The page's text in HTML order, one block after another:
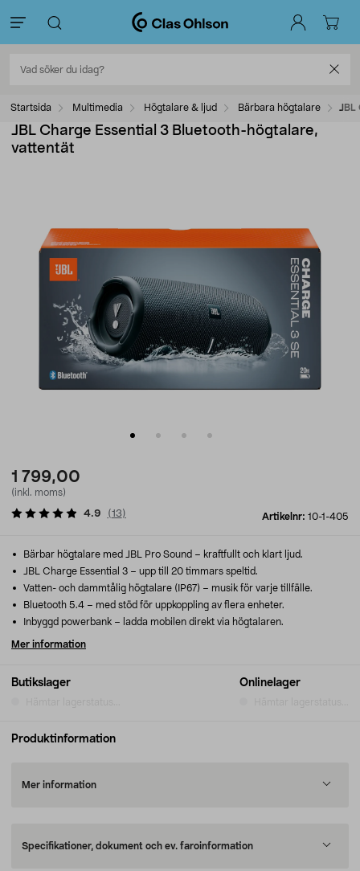
Startsida Multimedia Högtalare & ljud Bärbara högtalare JBL
JBL Charge Essential 3 Bluetooth-högtalare,
vattentät
1 799,00
(inkl. moms)
Artikelnr: 10-1-405
4.9 (13)
Butikslager Onlinelager
Bärbar högtalare med JBL Pro Sound – kraftfullt och klart ljud.
JBL Charge Essential 3 – upp till 20 timmars speltid.
Vatten- och dammtålig högtalare (IP67) – musik för varje tillfälle.
Bluetooth 5.4 – med stöd för uppkoppling av flera enheter.
Inbyggd powerbank – ladda mobilen direkt via högtalaren.
Mer information
Produktinformation
Mer information
Specifikationer, dokument och ev. faroinformation